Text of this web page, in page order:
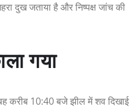
दुख जताया है और निष्पक्ष जांच की
गया
करीब 10:40 बजे झील में शव दिखाई